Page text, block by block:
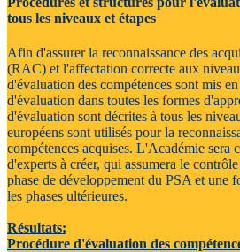
tous les niveaux et étapes
Afin d'assurer la reconnaissance des
(RAC) et l'affectation correcte aux
d'évaluation des compétences sont mis
d'évaluation dans toutes les formes
d'évaluation sont décrites à tous les
européens sont utilisés pour la
compétences acquises. L'Académie sera
d'experts à créer, qui assumera le
phase de développement du PSA et une
les phases ultérieures.
Résultats:
Procédure d'évaluation des